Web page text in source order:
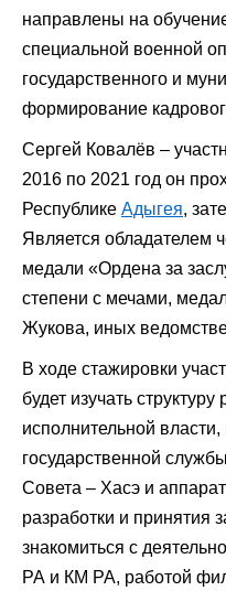
направлены на
специальной военной
государственного и
формирование
Сергей Ковалёв –
2016 по 2021 год он
Республике Адыгея,
Является обладателем
медали «Ордена за
степени с мечами,
Жукова, иных
В ходе стажировки
будет изучать
исполнительной
государственной
Совета – Хасэ и
разработки и принятия
знакомиться с
РА и КМ РА, работой